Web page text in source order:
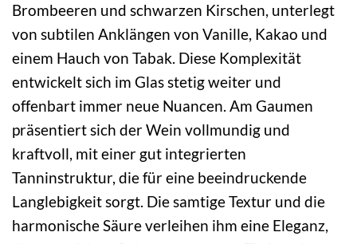
Brombeeren und schwarzen Kirschen, unterlegt
von subtilen Anklängen von Vanille, Kakao und
einem Hauch von Tabak. Diese Komplexität
entwickelt sich im Glas stetig weiter und
offenbart immer neue Nuancen. Am Gaumen
präsentiert sich der Wein vollmundig und
kraftvoll, mit einer gut integrierten
Tanninstruktur, die für eine beeindruckende
Langlebigkeit sorgt. Die samtige Textur und die
harmonische Säure verleihen ihm eine Eleganz,